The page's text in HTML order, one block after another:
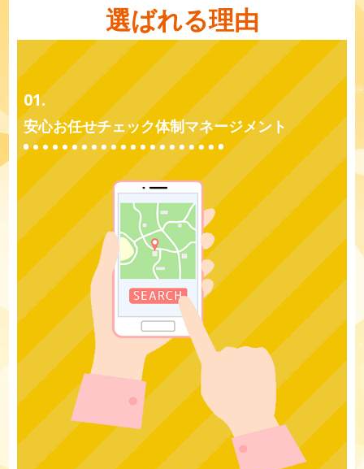
選ばれる理由
01.
安心お任せチェック体制マネージメント